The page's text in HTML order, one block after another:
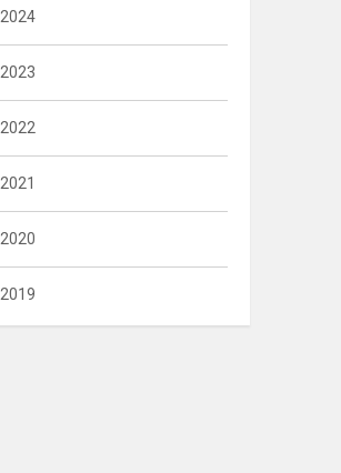
2024
2023
2022
2021
2020
2019